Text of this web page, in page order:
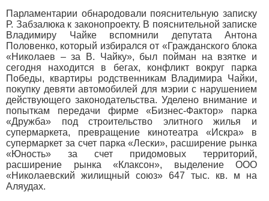
Парламентарии обнародовали пояснительную записку
Р. Забзалюка к законопроекту. В пояснительной записке
Владимиру Чайке вспомнили депутата Антона
Половенко, который избирался от «Гражданского блока
«Николаев – за В. Чайку», был пойман на взятке и
сегодня находится в бегах, конфликт вокруг парка
Победы, квартиры родственникам Владимира Чайки,
покупку девяти автомобилей для мэрии с нарушением
действующего законодательства. Уделено внимание и
попыткам передачи фирме «Бизнес-Фактор» парка
«Дружба» под строительство элитного жилья и
супермаркета, превращение кинотеатра «Искра» в
супермаркет за счет парка «Лески», расширение рынка
«Юность» за счет придомовых территорий,
расширение рынка «Клаксон», выделение ООО
«Николаевский жилищный союз» 647 тыс. кв. м на
Аляудах.